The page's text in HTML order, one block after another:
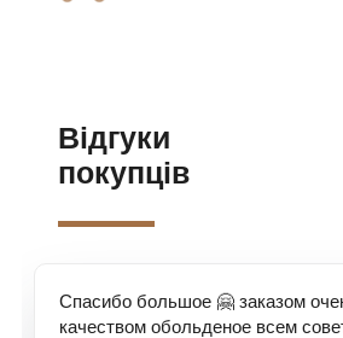
Відгуки
покупців
Спасибо большое 🤗 заказом
качеством обольденое всем